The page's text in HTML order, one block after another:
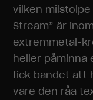
vilken milstolpe
Stream” är
extremmetal-
heller påminna
fick bandet att
vare den råa